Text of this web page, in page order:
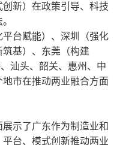
创新）在政策引导、科技
台赋能）、深圳（强化
基）、东莞（构建
汕头、韶关、惠州、中
市在推动两业融合方面
示了广东作为制造业和
台、模式创新推动两业